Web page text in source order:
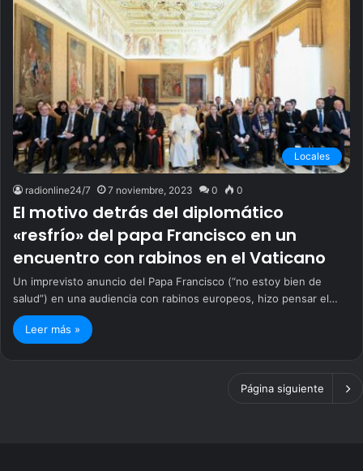
Locales
radionline24/7 7 noviembre, 2023 0 0
El motivo detrás del diplomático
«resfrío» del papa Francisco en un
encuentro con rabinos en el Vaticano
Un imprevisto anuncio del Papa Francisco (“no estoy bien de
salud”) en una audiencia con rabinos europeos, hizo pensar el…
Leer más »
Página siguiente